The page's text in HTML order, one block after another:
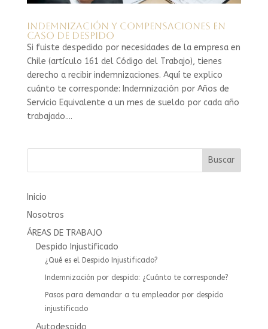
Indemnización y compensaciones en
caso de despido
Si fuiste despedido por necesidades de la empresa en
Chile (artículo 161 del Código del Trabajo), tienes
derecho a recibir indemnizaciones. Aquí te explico
cuánto te corresponde: Indemnización por Años de
Servicio Equivalente a un mes de sueldo por cada año
trabajado....
Buscar
Inicio
Nosotros
ÁREAS DE TRABAJO
Despido Injustificado
¿Qué es el Despido Injustificado?
Indemnización por despido: ¿Cuánto te corresponde?
Pasos para demandar a tu empleador por despido
injustificado
Autodespido